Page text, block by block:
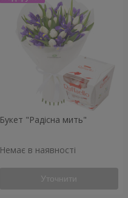
Букет "Радісна мить"
Немає в наявності
Уточнити